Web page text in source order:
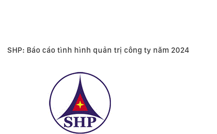
SHP: Báo cáo tình hình quản trị công ty năm 2024